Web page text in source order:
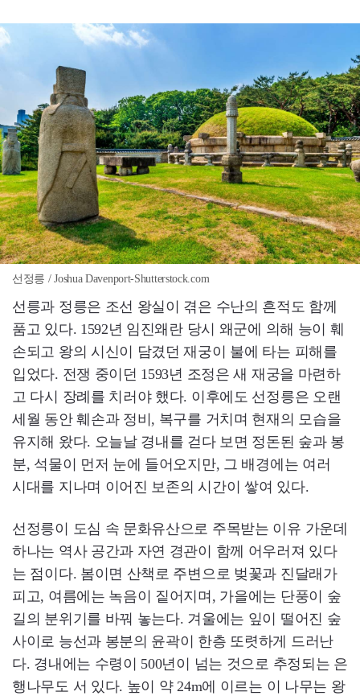
선정릉 / Joshua Davenport-Shutterstock.com
선릉과 정릉은 조선 왕실이 겪은 수난의 흔적도 함께
품고 있다. 1592년 임진왜란 당시 왜군에 의해 능이 훼
손되고 왕의 시신이 담겼던 재궁이 불에 타는 피해를
입었다. 전쟁 중이던 1593년 조정은 새 재궁을 마련하
고 다시 장례를 치러야 했다. 이후에도 선정릉은 오랜
세월 동안 훼손과 정비, 복구를 거치며 현재의 모습을
유지해 왔다. 오늘날 경내를 걷다 보면 정돈된 숲과 봉
분, 석물이 먼저 눈에 들어오지만, 그 배경에는 여러
시대를 지나며 이어진 보존의 시간이 쌓여 있다.
선정릉이 도심 속 문화유산으로 주목받는 이유 가운데
하나는 역사 공간과 자연 경관이 함께 어우러져 있다
는 점이다. 봄이면 산책로 주변으로 벚꽃과 진달래가
피고, 여름에는 녹음이 짙어지며, 가을에는 단풍이 숲
길의 분위기를 바꿔 놓는다. 겨울에는 잎이 떨어진 숲
사이로 능선과 봉분의 윤곽이 한층 또렷하게 드러난
다. 경내에는 수령이 500년이 넘는 것으로 추정되는 은
행나무도 서 있다. 높이 약 24m에 이르는 이 나무는 왕